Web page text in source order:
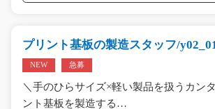
プリント基板の製造スタッフ/
NEW 急募
＼手のひらサイズ×軽い製品を扱うカン
ント基板を製造する…